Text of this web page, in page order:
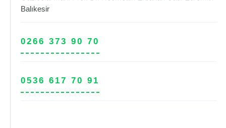
Balıkesir
0266 373 90 70
0536 617 70 91